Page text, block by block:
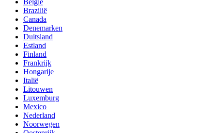
België
Brazilië
Canada
Denemarken
Duitsland
Estland
Finland
Frankrijk
Hongarije
Italië
Litouwen
Luxemburg
Mexico
Nederland
Noorwegen